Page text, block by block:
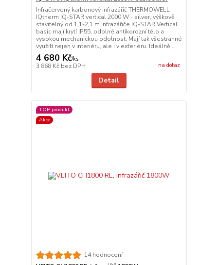
Infračervený karbonový infrazářič THERMOWELL
IQtherm IQ-STAR vertical 2000 W - silver, výškově
stavitelný od 1,1-2,1 m Infrazářiče IQ-STAR Vertical
basic mají krytí IP55, odolné antikorozní tělo a
vysokou mechanickou odolnost. Mají tak všestranné
využití nejen v interiéru, ale i v exteriéru. Ideálně...
4 680 Kč/ks
3 868 Kč bez DPH na dotaz
Detail
TOP produkt
Akce
14 hodnocení